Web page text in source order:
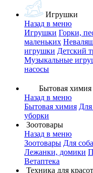
Игрушки
Назад в меню
Игрушки Горки,
маленьких
игрушки Детский
Музыкальные
насосы
Бытовая химия
Назад в меню
Бытовая химия Для
уборки
Зоотовары
Назад в меню
Зоотовары Для
Лежанки, домики
Ветаптека
Техника для